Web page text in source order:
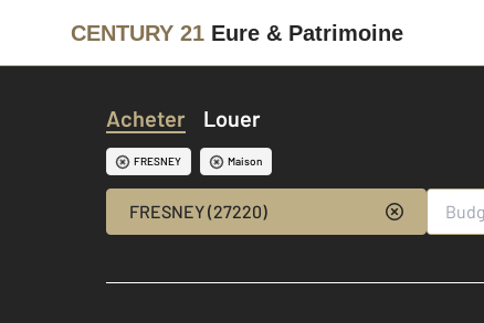
CENTURY 21 Eure & Patrimoine
Acheter Louer
FRESNEY Maison
FRESNEY (27220)